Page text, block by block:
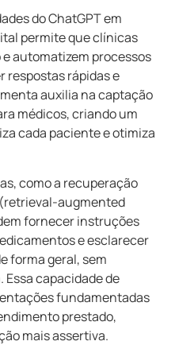
do ChatGPT em
permite que clínicas
automatizem processos
respostas rápidas e
auxilia na captação
médicos, criando um
cada paciente e otimiza
como a recuperação
augmented
fornecer instruções
e esclarecer
forma geral, sem
capacidade de
fundamentadas
prestado,
mais assertiva.